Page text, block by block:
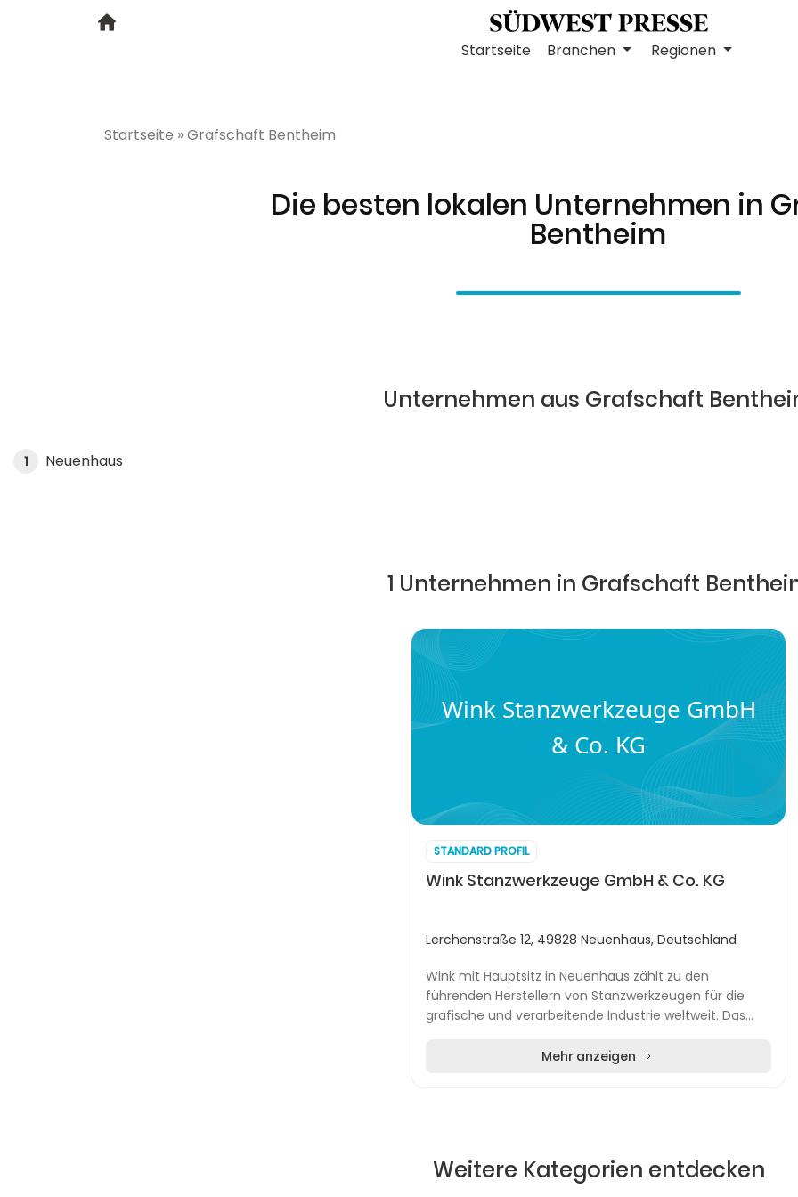
Startseite Branchen Regionen
Startseite »Grafschaft Bentheim
Die besten lokalen Unternehmen in
Bentheim
Unternehmen aus Grafschaft
1 Neuenhaus
1 Unternehmen in Grafschaft
Wink Stanzwerkzeuge GmbH
& Co. KG
STANDARD PROFIL
Wink Stanzwerkzeuge GmbH & Co. KG
Lerchenstraße 12, 49828 Neuenhaus, Deutschland
Wink mit Hauptsitz in Neuenhaus zählt zu den
führenden Herstellern von Stanzwerkzeugen für die
grafische und verarbeitende Industrie weltweit. Das
Mehr anzeigen
Weitere Kategorien entdecken